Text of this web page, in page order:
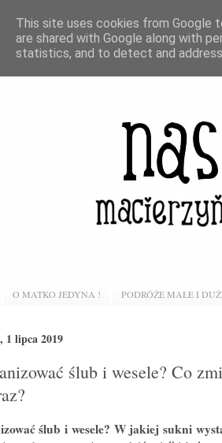
O MATKO JEDYNA ! PODRÓŻE MAŁE I
1 lipca 2019
ślub i wesele? Co
ślub i wesele? W jakiej sukni
This site uses cookies from Google
are shared with Google along with
statistics, and to detect and